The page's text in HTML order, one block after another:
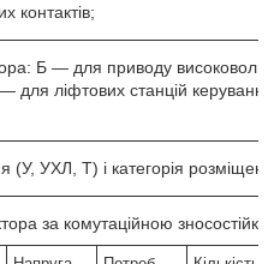
контактів;
Б — для приводу
для ліфтових станцій
(У, УХЛ, Т) і категорія
за комутаційною